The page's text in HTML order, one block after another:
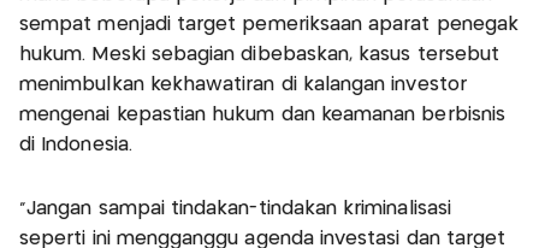
sempat menjadi target pemeriksaan aparat penegak
hukum. Meski sebagian dibebaskan, kasus tersebut
menimbulkan kekhawatiran di kalangan investor
mengenai kepastian hukum dan keamanan berbisnis
di Indonesia.
“Jangan sampai tindakan-tindakan kriminalisasi
seperti ini mengganggu agenda investasi dan target